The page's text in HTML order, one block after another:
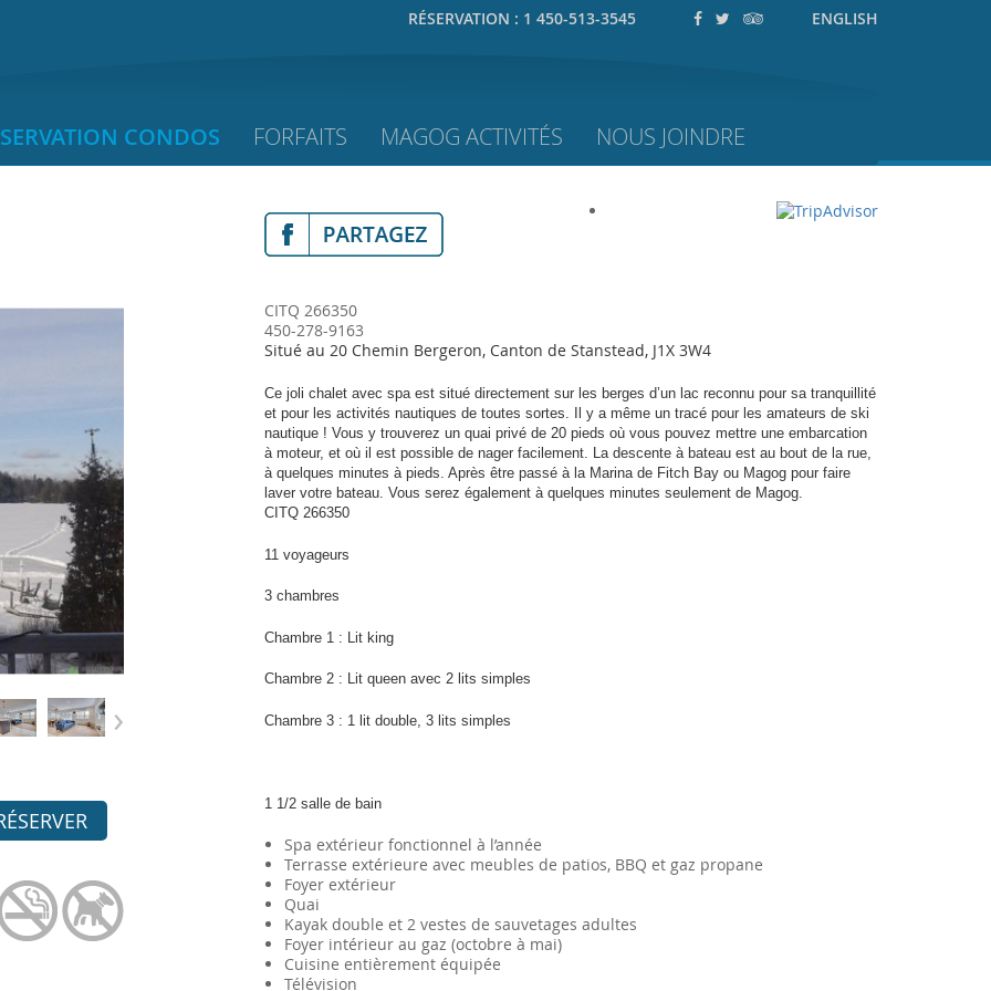
RÉSERVATION : 1 450-513-3545 ENGLISH
CONDOS FORFAITS MAGOG ACTIVITÉS NOUS JOINDRE
›
CITQ 266350
450-278-9163
Situé au 20 Chemin Bergeron, Canton de Stanstead, J1X 3W4
Ce joli chalet avec spa est situé directement sur les berges d’un lac reconnu pour sa tranquillité
et pour les activités nautiques de toutes sortes. Il y a même un tracé pour les amateurs de ski
nautique ! Vous y trouverez un quai privé de 20 pieds où vous pouvez mettre une embarcation
à moteur, et où il est possible de nager facilement. La descente à bateau est au bout de la rue,
à quelques minutes à pieds. Après être passé à la Marina de Fitch Bay ou Magog pour faire
laver votre bateau. Vous serez également à quelques minutes seulement de Magog.
CITQ 266350
11 voyageurs
3 chambres
Chambre 1 : Lit king
Chambre 2 : Lit queen avec 2 lits simples
Chambre 3 : 1 lit double, 3 lits simples
1 1/2 salle de bain
Spa extérieur fonctionnel à l’année
Terrasse extérieure avec meubles de patios, BBQ et gaz propane
Foyer extérieur
Quai
Kayak double et 2 vestes de sauvetages adultes
Foyer intérieur au gaz (octobre à mai)
Cuisine entièrement équipée
Télévision